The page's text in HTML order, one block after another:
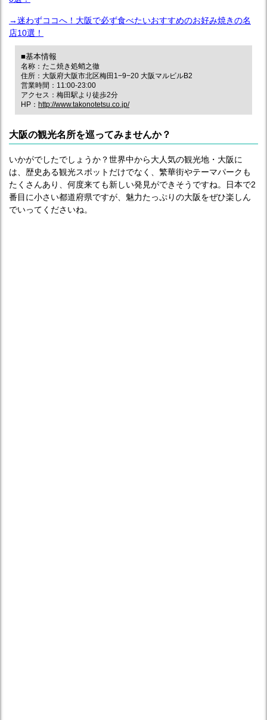
→迷わずココへ！大阪で必ず食べたいおすすめのお好み焼きの名
店10選！
■基本情報
名称：たこ焼き処蛸之徹
住所：大阪府大阪市北区梅田1−9−20 大阪マルビルB2
営業時間：11:00-23:00
アクセス：梅田駅より徒歩2分
HP： http://www.takonotetsu.co.jp/
大阪の観光名所を巡ってみませんか？
いかがでしたでしょうか？世界中から大人気の観光地・大阪に
は、歴史ある観光スポットだけでなく、繁華街やテーマパークも
たくさんあり、何度来ても新しい発見ができそうですね。日本で2
番目に小さい都道府県ですが、魅力たっぷりの大阪をぜひ楽しん
でいってくださいね。